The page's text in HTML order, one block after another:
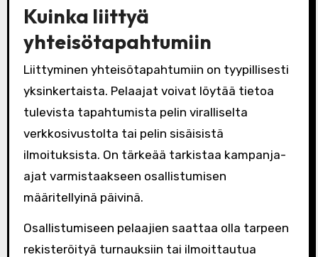
Kuinka liittyä
yhteisötapahtumiin
Liittyminen yhteisötapahtumiin on tyypillisesti
yksinkertaista. Pelaajat voivat löytää tietoa
tulevista tapahtumista pelin viralliselta
verkkosivustolta tai pelin sisäisistä
ilmoituksista. On tärkeää tarkistaa kampanja-
ajat varmistaakseen osallistumisen
määritellyinä päivinä.
Osallistumiseen pelaajien saattaa olla tarpeen
rekisteröityä turnauksiin tai ilmoittautua